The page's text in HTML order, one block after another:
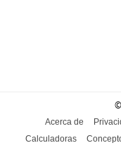
Acerca de
Calculadoras